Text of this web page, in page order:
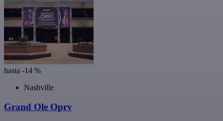
hasta -14 %
Nashville
Grand Ole Opry